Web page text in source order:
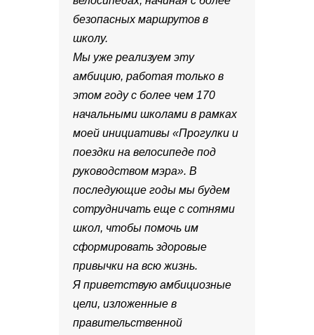
безопасных маршрутов в
школу.
Мы уже реализуем эту
амбицию, работая только в
этом году с более чем 170
начальными школами в рамках
моей инициативы «Прогулки и
поездки на велосипеде под
руководством мэра». В
последующие годы мы будем
сотрудничать еще с сотнями
школ, чтобы помочь им
сформировать здоровые
привычки на всю жизнь.
Я приветствую амбициозные
цели, изложенные в
правительственной